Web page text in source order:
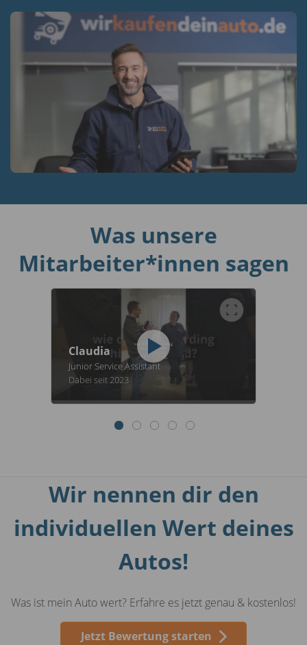
Was unsere
Mitarbeiter*innen sagen
Claudia
Junior Service Assistant
Dabei seit 2023
Wir nennen dir den
individuellen Wert deines
Autos!
Was ist mein Auto wert? Erfahre es jetzt genau & kostenlos!
Jetzt Bewertung starten